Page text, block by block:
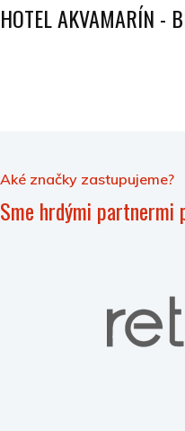
HOTEL AKVAMARÍN -
Aké značky zastupujeme?
Sme hrdými partnermi